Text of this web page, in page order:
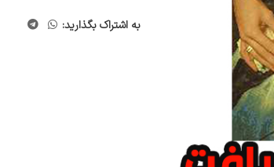
به اشتراک بگذارید: